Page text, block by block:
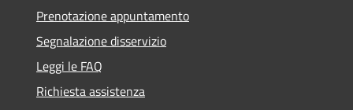
Prenotazione appuntamento
Segnalazione disservizio
Leggi le FAQ
Richiesta assistenza